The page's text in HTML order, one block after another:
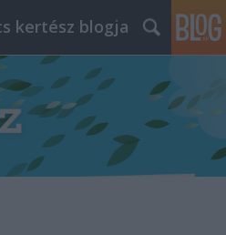
kertész blogja